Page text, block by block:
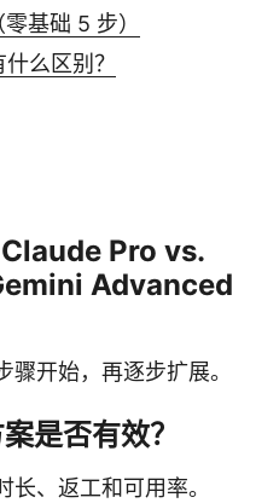
基础 5 步）
么区别？
Pro vs.
Advanced
开始，再逐步扩展。
是否有效？
、返工和可用率。